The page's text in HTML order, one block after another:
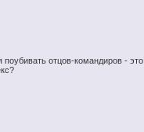
поубивать отцов-командиров - это